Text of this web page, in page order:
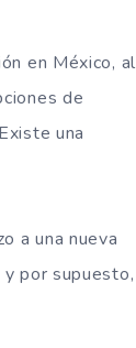
en México, al
de
una
a una nueva
por supuesto,